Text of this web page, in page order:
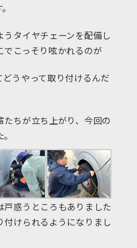
タイヤチェーンを配備し
でこっそり呟かれるのが
どうやって取り付けるんだ
ちが立ち上がり、今回の
惑うところもありました
けられるようになりまし